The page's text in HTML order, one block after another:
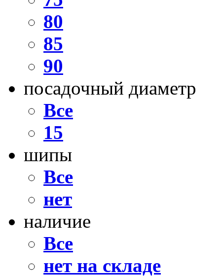
80
85
90
посадочный диаметр
Все
15
шипы
Все
нет
наличие
Все
нет на складе